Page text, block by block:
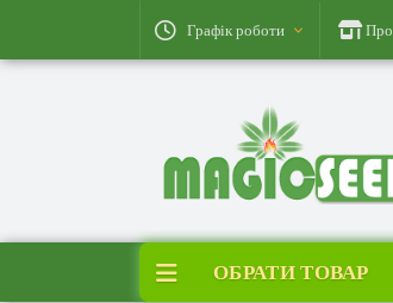
Графік роботи Про
ОБРАТИ ТОВАР